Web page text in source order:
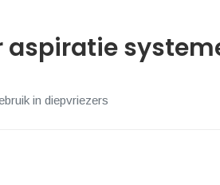
aspiratie
in diepvriezers